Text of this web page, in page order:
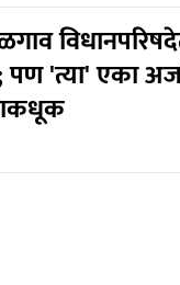
'त्या' एका